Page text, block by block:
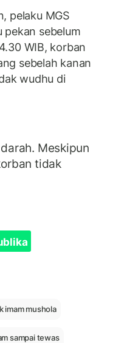
pelaku MGS
pekan sebelum
WIB, korban
sebelah kanan
wudhu di
Meskipun
tidak
imam mushola
sampai tewas